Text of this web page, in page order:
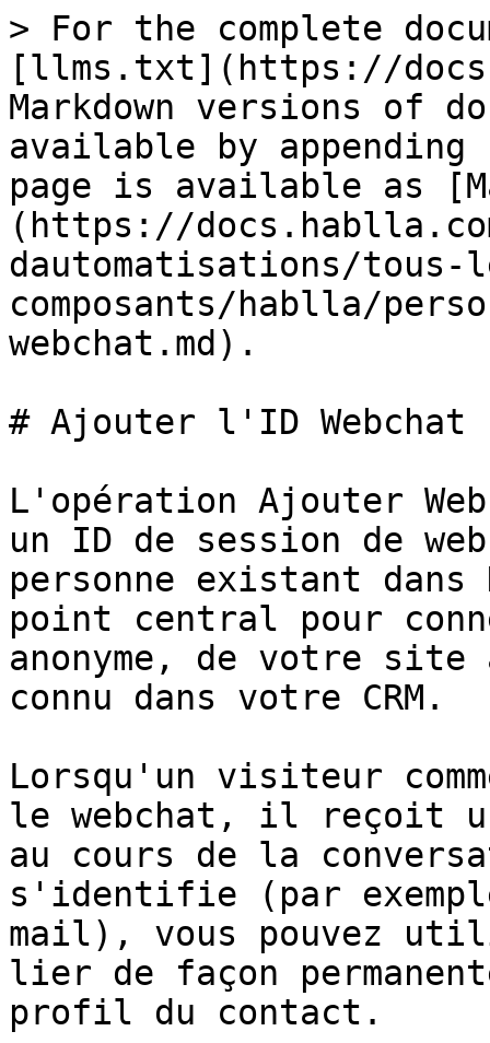
> For the complete
[llms.txt](https://
Markdown versions of
available by
page is available as
(https://
dautomatisations/tous-
composants/hablla/
webchat.md).
# Ajouter l'ID Webchat
L'opération Ajouter
un ID de session de
personne existant
point central pour
anonyme, de votre
connu dans votre CRM.
Lorsqu'un visiteur
le webchat, il reçoit
au cours de la
s'identifie (par
mail), vous pouvez
lier de façon
profil du contact.